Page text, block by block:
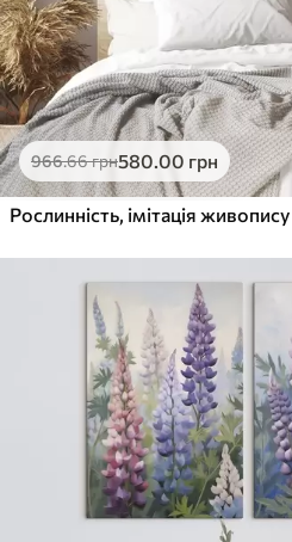
966.66грн580.00 грн
Рослинність, імітація живопису